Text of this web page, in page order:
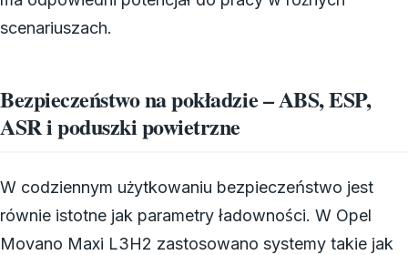
scenariuszach.
Bezpieczeństwo na pokładzie – ABS, ESP,
ASR i poduszki powietrzne
W codziennym użytkowaniu bezpieczeństwo jest
równie istotne jak parametry ładowności. W Opel
Movano Maxi L3H2 zastosowano systemy takie jak